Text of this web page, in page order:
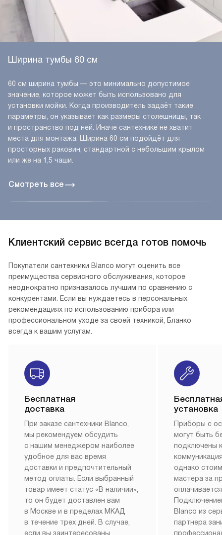
Смотреть все
Ширина тумбы 60 см
60 см ширина тумбы — это минимально допустимое
значение, которое может быть использовано для
установки мойки. Когда производитель задаёт такие
параметры, он указывает как размеры столешницы, так
и пространство под ней. Иначе сантехнике не хватит
места для монтажа. Ширина 60 см подойдёт для
просторных раковин, стандартной с небольшим крылом
или же на 1,5 чаши.
Клиентский сервис всегда готов помочь
Покупатели сантехники Blanco могут оценить все
преимущества сервисного обслуживания, которое
неоднократно признавалось лучшим по сравнению с
конкурентами. Если вы нуждаетесь в персональных
рекомендациях по использованию прибора или
профессиональном уходе за своей техникой, Бланко
всегда к вашим услугам.
Бесплатная
доставка
При заказе сантехники Blanco,
мы рекомендуем обсудить
с нашим менеджером наиболее
удобное для вас время
доставки и предпочтительный
метод оплаты. Если выбранный
товар имеет статус «В наличии»,
то он будет доставлен вам
в Москве и в пределах МКАД
в течение трех дней. В случае,
если вы заинтересованы
установка
Приборы с
могут быть
подключены
однако
мастера за
Blanco из
партнера